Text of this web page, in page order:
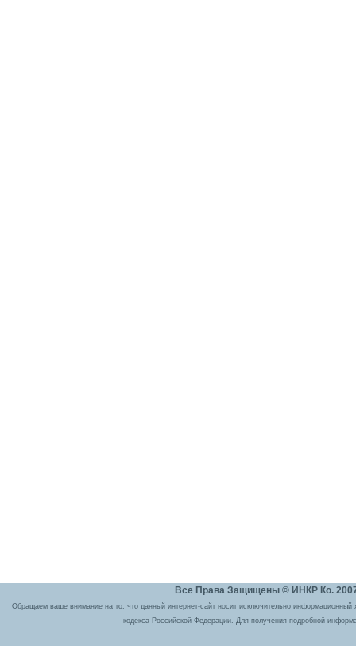
Все Права Защищены © ИНКР Ко.
Обращаем ваше внимание на то, что данный интернет-сайт носит исключительно
кодекса Российской Федерации. Для получения подробной